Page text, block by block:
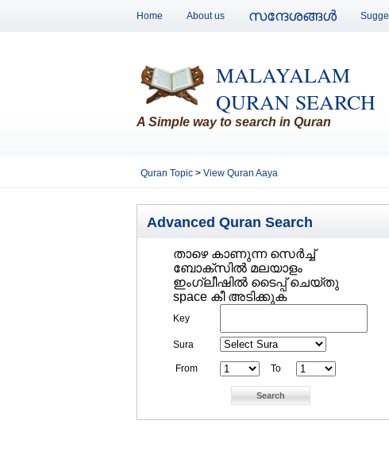
Home About us സന്ദേശങ്ങള്‍
MALAYALAM
QURAN SEARCH
A Simple way to search in Quran
Quran Topic > View Quran Aaya
Advanced Quran Search
താഴെ കാണുന്ന സെര്‍ച്ച്‌
ബോക്സില്‍ മലയാളം
ഇംഗ്ലീഷില്‍ ടൈപ്പ് ചെയ്തു
space കീ അടിക്കുക
Key
Sura
From To